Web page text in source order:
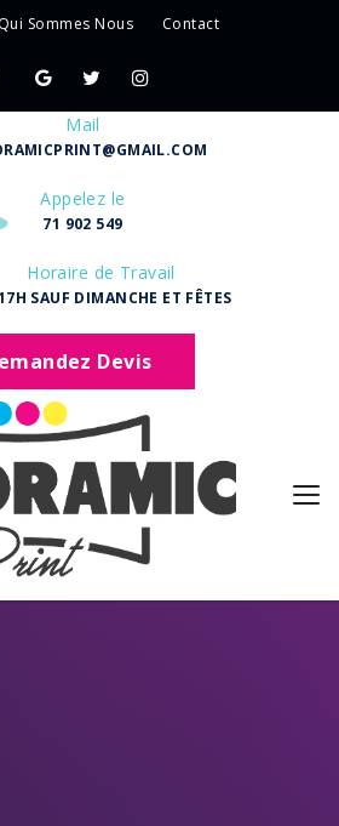
Qui Sommes Nous Contact
Mail
Appelez le
71 902 549
Horaire de Travail
SAUF DIMANCHE ET FÊTES
Devis